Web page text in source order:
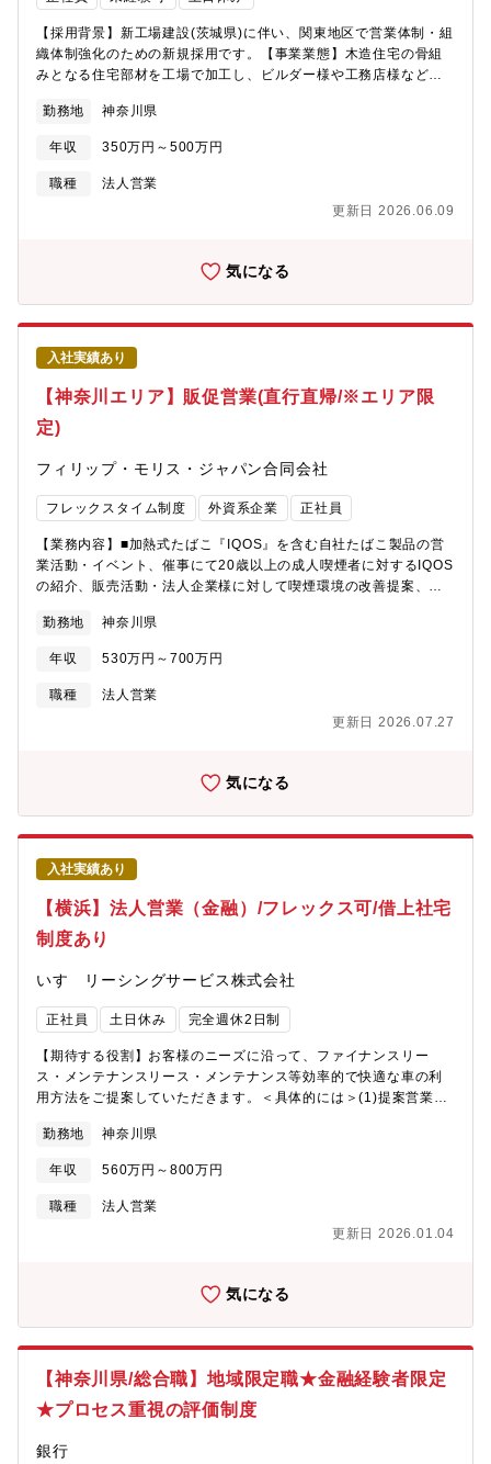
【採用背景】新工場建設(茨城県)に伴い、関東地区で営業体制・組
織体制強化のための新規採用です。【事業業態】木造住宅の骨組
みとなる住宅部材を工場で加工し、ビルダー様や工務店様などの
工務店様になりますが、販売先としてはその中間の材木店様、小
売店様が中心となります。お客様からいただいた住宅の設計図面
をもとに、自社でCAD入力し、自社工場でプレカット加工を施
し、現場や材木店へ提供する一環受注体制を取っており、その中
の信頼関係を深める営業スタイルです。ビルダー様や工務店様と
開拓やマネジメントにもステップアップ可能です。現場でのヒア
リングを通じてニーズを把握し、最適な製品提案・工程調整を行
います。営業というより「パートナー」として、現場の理想に寄
り添う提案と対応を心がけています。【具体的には】■材木店や建
材店への販売活動（実際のユーザーは工務店・住宅建設業者様）
（15社担当）■現場ヒアリングを行い、製品の提案・受注■問い合
わせ対応（必要に応じて現場に製品を持参）外勤：内勤は半々で
すが、泊りの出張は基本的にありません。スマートフォンで勤怠
管理もしており、直行（or直帰）も可能です。
勤務地 神奈川県
年収 350万円～500万円
職種
法人営業
更新日 2026.06.09
気になる
入社実績あり
【神奈川エリア】販促営業(直行直帰/※エリア限
定)
フィリップ・モリス・ジャパン合同会社
フレックスタイム制度 外資系企業 正社員
【業務内容】■加熱式たばこ『IQOS』を含む自社たばこ製品の営
業活動・イベント、催事にて20歳以上の成人喫煙者に対するIQOS
の紹介、販売活動・法人企業様に対して喫煙環境の改善提案、セ
り場改善提案、プロモーション活動の周知【残業時間】月20H以
内【魅力】★フレックスタイム制/1人1台社有車付与/直行直帰型営
業です！ライフイベントや家庭事情に合わせて、時間管理が比較
的にしやすいです。★営業として個人で動く事がメインですが、
勤務地 神奈川県
年収 530万円～700万円
職種
法人営業
更新日 2026.07.27
気になる
入社実績あり
【横浜】法人営業（金融）/フレックス可/借上社宅
制度あり
いすゞリーシングサービス株式会社
正社員 土日休み 完全週休2日制
【期待する役割】お客様のニーズに沿って、ファイナンスリー
ス・メンテナンスリース・メンテナンス等効率的で快適な車の利
用方法をご提案していただきます。＜具体的には＞(1)提案営業…
ションを提案する業務。主にいすゞ自動車販売への営業がメイン
です。(2)審査業務…お客様の財務情報を取得、分析し審査を実施
します。営業にとってこの審査業務が重要な業務の1つです。お客
様の決算書という重要な書類をお預かりする大切な業務であり、
フォロー、契約継続の商談を行います。新規開拓や飛び込み営業
る企業様へ営業同行を行い、その際専門的な知識をもとに提案を
行って頂きます。あくまでもトラックなど商用車に対するニーズ
がある企業様への営業となるため、ニーズをかなえる実感を持て
る仕事です。また販売側としてもリース会社へ新車を売っている
形になるため、販売会社としても積極的にリースを勧めることが
可能な環境です。※入社後は4日間の導入研修があります。配属後
はOJTでの研修となります。 【当ポジションについて/魅力】個人
通信教育を無料で受けることが可能です。 【配属先/部署構成】下
勤務地 神奈川県
年収 560万円～800万円
職種
法人営業
更新日 2026.01.04
気になる
【神奈川県/総合職】地域限定職★金融経験者限定
★プロセス重視の評価制度
銀行